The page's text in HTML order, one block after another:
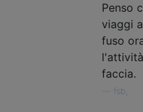
Penso
viaggi
fuso
faccia.
fsb,